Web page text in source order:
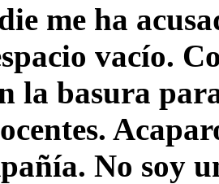
me ha
vacío.
la basura
No soy